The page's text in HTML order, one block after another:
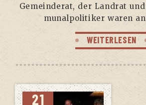
Gemein­de­rat, der Land­rat
mu­nal­po­li­ti­ker waren
WEITERLESEN
21